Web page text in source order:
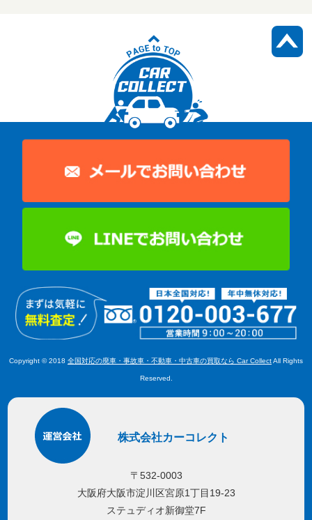
Copyright © 2018 全国対応の廃車・事故車・不動車・中古車の買取なら Car CollectAll Rights
Reserved.
株式会社カーコレクト
〒532-0003
大阪府大阪市淀川区宮原1丁目19-23
ステュディオ新御堂7F